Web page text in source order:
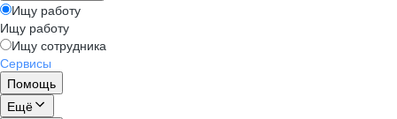
Ищу работу
Ищу работу
Ищу сотрудника
Сервисы
Помощь
Ещё